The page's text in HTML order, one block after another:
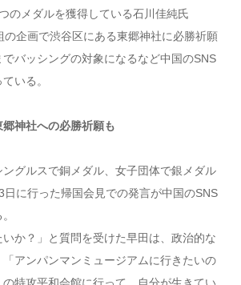
のメダルを獲得している石川佳純氏
の企画で渋谷区にある東郷神社に必勝祈願
バッシングの対象になるなど中国のSNS
いる。
神社への必勝祈願も
グルスで銅メダル、女子団体で銀メダル
日に行った帰国会見での発言が中国のSNS
いか？」と質問を受けた早田は、政治的な
アンパンマンミュージアムに行きたいの